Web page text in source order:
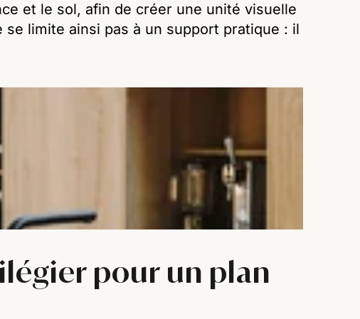
et le sol, afin de créer une unité visuelle
limite ainsi pas à un support pratique : il
pour un plan